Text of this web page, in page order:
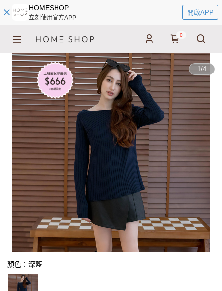
HOMESHOP
立刻使用官方APP
開啟APP
0
1/4
顏色：深藍